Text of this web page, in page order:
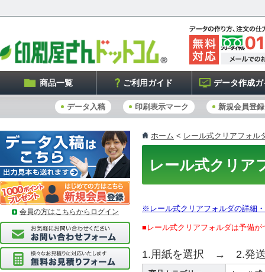
商品一覧 ご利用ガイド データ作成ガ
データ入稿 印刷表示マーク 新規会員登録
ホーム < レール式クリアフォル
レール式クリア
※レール式クリアフォルダの詳細
■レール式クリアフォルダは予備
1.用紙を選択 → 2.発
会員の方はこちらからログイン